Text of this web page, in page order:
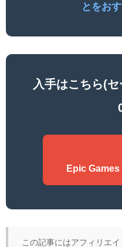
とをお
入手はこちら(
Epic Games
この記事にはアフィリエ